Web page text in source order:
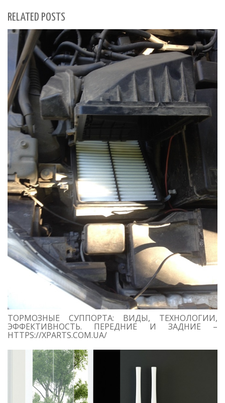
RELATED POSTS
ТОРМОЗНЫЕ СУППОРТА: ВИДЫ, ТЕХНОЛОГИИ,
ЭФФЕКТИВНОСТЬ. ПЕРЕДНИЕ И ЗАДНИЕ –
HTTPS://XPARTS.COM.UA/